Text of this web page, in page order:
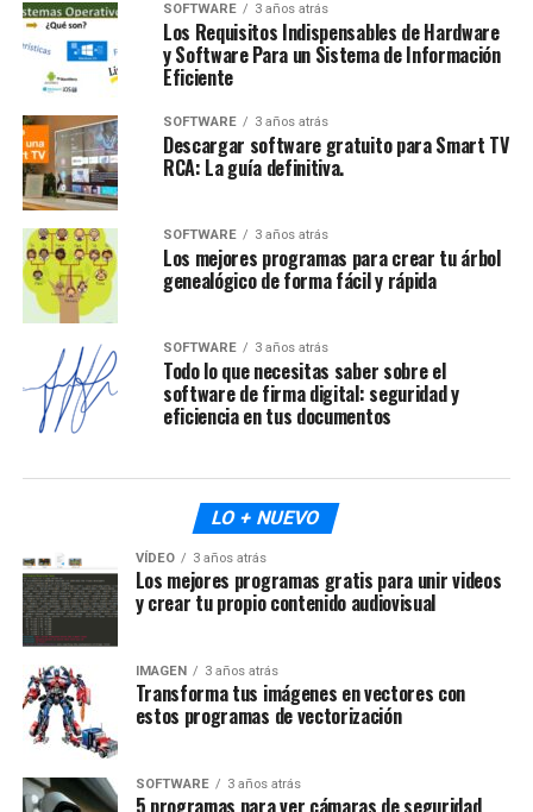
SOFTWARE 3 años atrás
Los Requisitos Indispensables de Hardware
y Software Para un Sistema de Información
Eficiente
SOFTWARE 3 años atrás
Descargar software gratuito para Smart TV
RCA: La guía definitiva.
SOFTWARE 3 años atrás
Los mejores programas para crear tu árbol
genealógico de forma fácil y rápida
SOFTWARE 3 años atrás
Todo lo que necesitas saber sobre el
software de firma digital: seguridad y
eficiencia en tus documentos
LO + NUEVO
VÍDEO 3 años atrás
Los mejores programas gratis para unir videos
y crear tu propio contenido audiovisual
IMAGEN 3 años atrás
Transforma tus imágenes en vectores con
estos programas de vectorización
SOFTWARE 3 años atrás
5 programas para ver cámaras de seguridad